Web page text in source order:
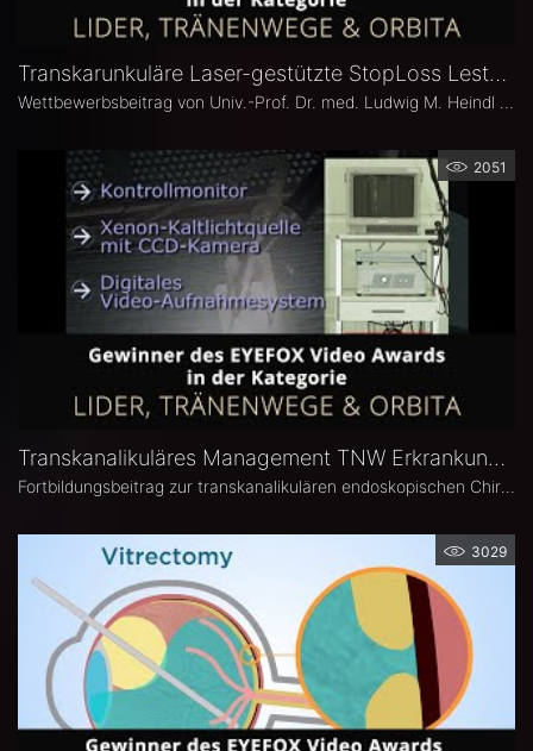
Transkarunkuläre Laser-gestützte StopLoss Lester-Jones Tube Operation zur Behandlung absoluter kanalikulärer Tränenwegstenosen
2051
Transkanalikuläres Management TNW Erkrankungen
3029